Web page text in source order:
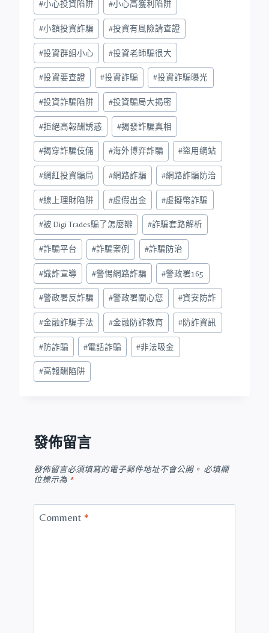
#小心投資陷阱 #小心高獲利陷阱
#小額投資詐騙 #投資有風險請查證
#投資群組小心 #投資老師騙很大
#投資要查證 #投資詐騙 #投資詐騙曝光
#投資詐騙陷阱 #投資騙局大揭密
#拒絕高報酬誘惑 #揭發詐騙真相
#揭穿詐騙伎倆 #海外博弈詐騙 #盜用網站
#網紅投資騙局 #網路詐騙 #網路詐騙防治
#線上理財陷阱 #虛假出金 #虛擬幣詐騙
#被 Digi Trades騙了怎麼辦 #詐騙套路解析
#詐騙平台 #詐騙案例 #詐騙防治
#識詐宣導 #警惕網路詐騙 #警政署165
#警政署反詐騙 #警政署關心您 #資安防詐
#金融詐騙手法 #金融防詐教育 #防詐資訊
#防詐騙 #電話詐騙 #非法吸金
#高報酬陷阱
發佈留言
發佈留言必須填寫的電子郵件地址不會公開。 必填欄
位標示為 *
Comment *